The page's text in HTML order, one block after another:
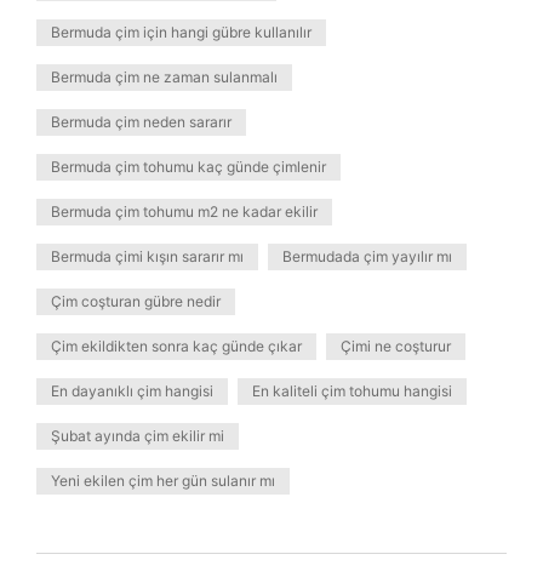
Bermuda çim için hangi gübre kullanılır
Bermuda çim ne zaman sulanmalı
Bermuda çim neden sararır
Bermuda çim tohumu kaç günde çimlenir
Bermuda çim tohumu m2 ne kadar ekilir
Bermuda çimi kışın sararır mı Bermudada çim yayılır mı
Çim coşturan gübre nedir
Çim ekildikten sonra kaç günde çıkar Çimi ne coşturur
En dayanıklı çim hangisi En kaliteli çim tohumu hangisi
Şubat ayında çim ekilir mi
Yeni ekilen çim her gün sulanır mı